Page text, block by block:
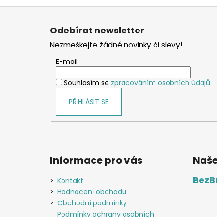
Z
Odebírat newsletter
Nezmeškejte žádné novinky či slevy!
E-mail
Souhlasím se zpracováním osobních údajů.
PŘIHLÁSIT SE
Informace pro vás
Kontakt
Hodnocení obchodu
Obchodní podmínky
Podmínky ochrany osobních